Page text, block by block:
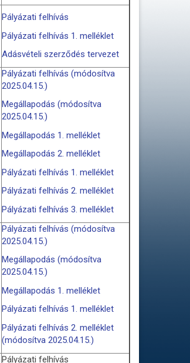
Pályázati felhívás
Pályázati felhívás 1. melléklet
Adásvételi szerződés tervezet
Pályázati felhívás (módosítva
2025.04.15.)
Megállapodás (módosítva
2025.04.15.)
Megállapodás 1. melléklet
Megállapodás 2. melléklet
Pályázati felhívás 1. melléklet
Pályázati felhívás 2. melléklet
Pályázati felhívás 3. melléklet
Pályázati felhívás (módosítva
2025.04.15.)
Megállapodás (módosítva
2025.04.15.)
Megállapodás 1. melléklet
Pályázati felhívás 1. melléklet
Pályázati felhívás 2. melléklet
(módosítva 2025.04.15.)
Pályázati felhívás